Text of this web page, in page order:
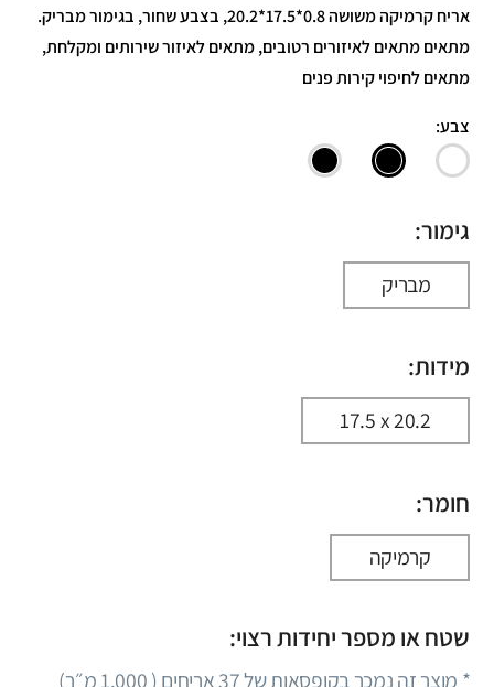
אריח קרמיקה משושה 0.8*17.5*20.2, בצבע שחור, בגימור מבריק.
מתאים מתאים לאיזורים רטובים, מתאים לאיזור שירותים ומקלחת,
מתאים לחיפוי קירות פנים
צבע:
גימור:
מבריק
מידות:
17.5 x 20.2
חומר:
קרמיקה
שטח או מספר יחידות רצוי:
* מוצר זה נמכר בקופסאות של37אריחים (1.000מ״ר)